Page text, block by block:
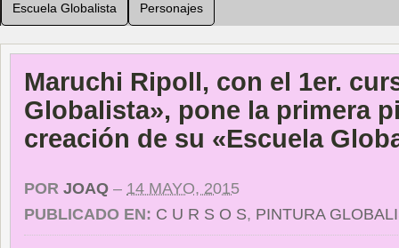
Escuela Globalista Personajes
Maruchi Ripoll, con el 1er.
Globalista», pone la primera
creación de su «Escuela
POR JOAQ – 14 MAYO, 2015
PUBLICADO EN: C U R S O S, PINTURA